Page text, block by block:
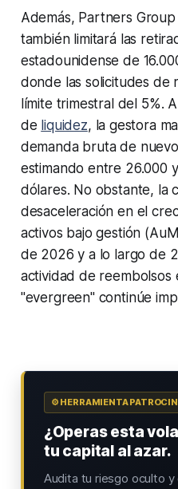
Además, Partners
también limitará las
estadounidense de
donde las solicitudes de
límite trimestral del 5%.
de liquidez, la gestora
demanda bruta de
estimando entre 26.000
dólares. No obstante, la
desaceleración en el
activos bajo gestión
de 2026 y a lo largo de
actividad de reembolsos
"evergreen" continúe
⚙️ HERRAMIENTA
¿Operas esta
tu capital al azar.
Audita tu riesgo oculto